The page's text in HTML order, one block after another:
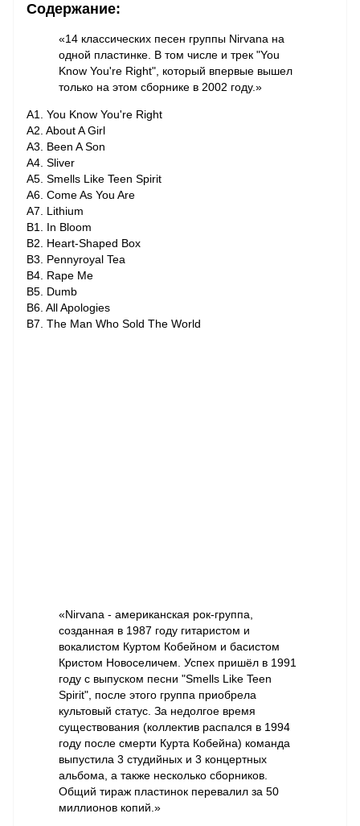
Содержание:
«14 классических песен группы Nirvana на
одной пластинке. В том числе и трек "You
Know You're Right", который впервые вышел
только на этом сборнике в 2002 году.»
A1. You Know You're Right
A2. About A Girl
A3. Been A Son
A4. Sliver
A5. Smells Like Teen Spirit
A6. Come As You Are
A7. Lithium
B1. In Bloom
B2. Heart-Shaped Box
B3. Pennyroyal Tea
B4. Rape Me
B5. Dumb
B6. All Apologies
B7. The Man Who Sold The World
«Nirvana - американская рок-группа,
созданная в 1987 году гитаристом и
вокалистом Куртом Кобейном и басистом
Кристом Новоселичем. Успех пришёл в 1991
году с выпуском песни "Smells Like Teen
Spirit", после этого группа приобрела
культовый статус. За недолгое время
существования (коллектив распался в 1994
году после смерти Курта Кобейна) команда
выпустила 3 студийных и 3 концертных
альбома, а также несколько сборников.
Общий тираж пластинок перевалил за 50
миллионов копий.»